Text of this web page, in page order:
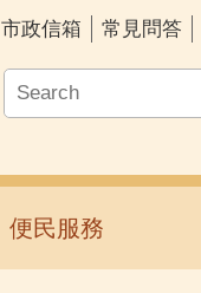
市政信箱 常見問答
便民服務